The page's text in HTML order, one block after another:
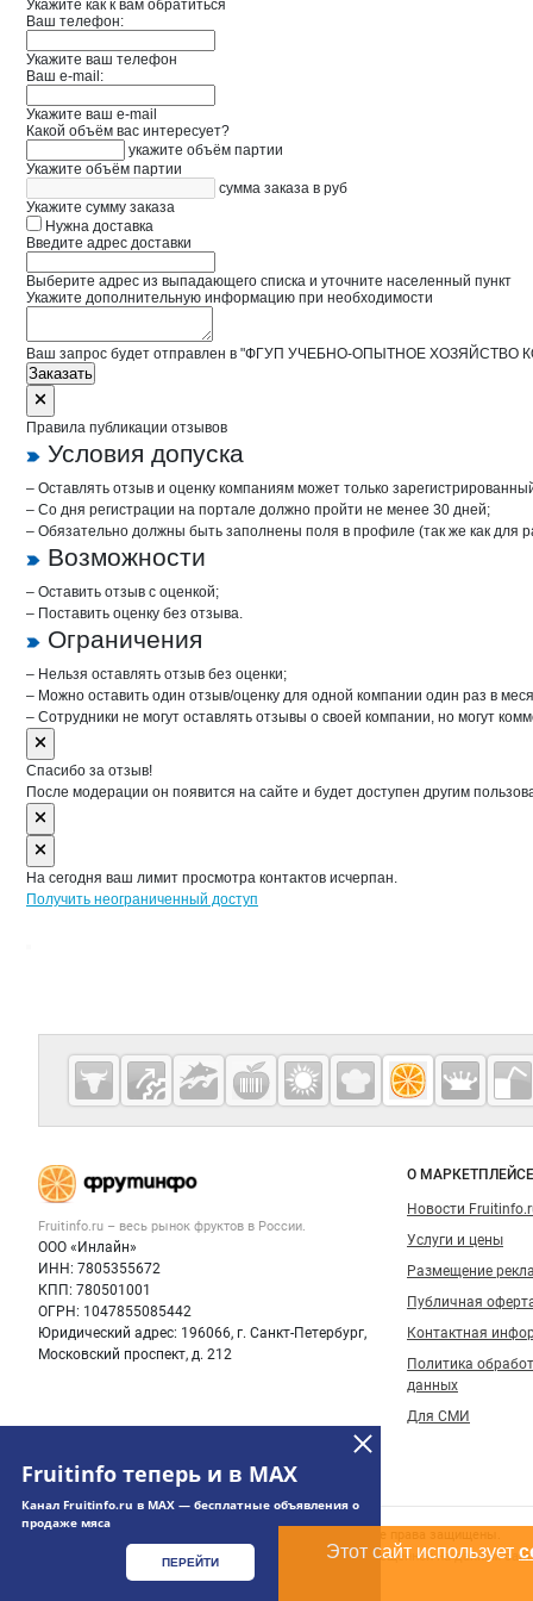
Укажите как к вам обратиться
Ваш телефон:
Укажите ваш телефон
Ваш e-mail:
Укажите ваш e-mail
Какой объём вас интересует?
укажите объём партии
Укажите объём партии
сумма заказа в руб
Укажите сумму заказа
Нужна доставка
Введите адрес доставки
Выберите адрес из выпадающего списка и уточните населенный пункт
Укажите дополнительную информацию при необходимости
Ваш запрос будет отправлен в "ФГУП УЧЕБНО-ОПЫТНОЕ ХОЗЯЙСТВО
Заказать
Правила публикации отзывов
Условия допуска
– Оставлять отзыв и оценку компаниям может только
– Со дня регистрации на портале должно пройти не менее 30 дней;
– Обязательно должны быть заполнены поля в профиле (так же как для
Возможности
– Оставить отзыв с оценкой;
– Поставить оценку без отзыва.
Ограничения
– Нельзя оставлять отзыв без оценки;
– Можно оставить один отзыв/оценку для одной компании один раз в
– Сотрудники не могут оставлять отзывы о своей компании, но могут
Спасибо за отзыв!
После модерации он появится на сайте и будет доступен другим
На сегодня ваш лимит просмотра контактов исчерпан.
Получить неограниченный доступ
Fruitinfo теперь и в MAX
Канал Fruitinfo.ru в MAX — бесплатные объявления о
продаже мяса
ПЕРЕЙТИ
Дополнительная информация
Cсылки на полезные проекты
Fruitinfo.ru
— рынок
фруктов
Важные разделы и контакты
Fruitinfo.ru – весь рынок фруктов в России.
ООО «Инлайн»
ИНН: 7805355672
КПП: 780501001
ОГРН: 1047855085442
Юридический адрес: 196066, г. Санкт-Петербург,
Московский проспект, д. 212
Навигация
О МАРКЕТПЛЕЙСЕ
Новости
Услуги и цены
Размещение
Публичная
Контактная
Политика
данных
Для СМИ
Счетчики, авторское право, логотипы
Использование информации, размещенной на данном
Этот сайт использует